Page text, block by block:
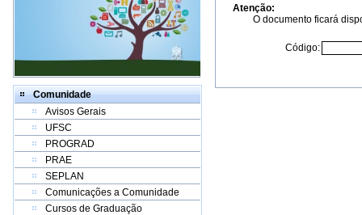
Comunidade
Avisos Gerais
UFSC
PROGRAD
PRAE
SEPLAN
Comunicações a Comunidade
Cursos de Graduação
Atenção:
O documento ficará
Código: